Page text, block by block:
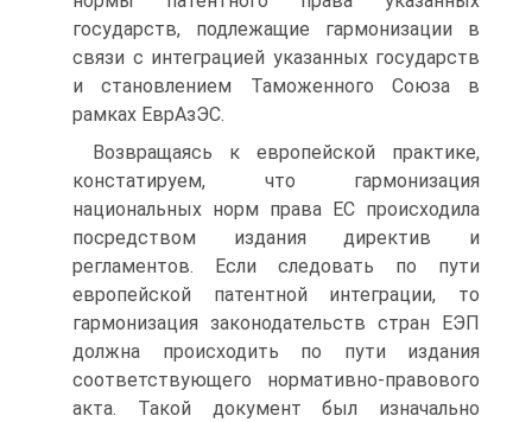
государств, подлежащие гармонизации в
связи с интеграцией указанных государств
и становлением Таможенного Союза в
рамках ЕврАзЭС.
Возвращаясь к европейской практике,
констатируем, что гармонизация
национальных норм права ЕС происходила
посредством издания директив и
регламентов. Если следовать по пути
европейской патентной интеграции, то
гармонизация законодательств стран ЕЭП
должна происходить по пути издания
соответствующего нормативно-правового
акта. Такой документ был изначально